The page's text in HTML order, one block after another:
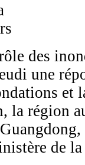
des
une
et
la région
de